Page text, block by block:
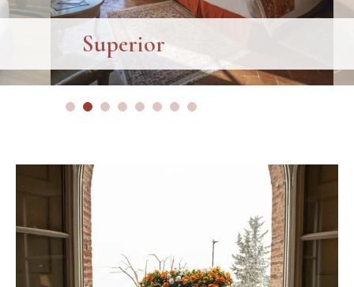
Superior